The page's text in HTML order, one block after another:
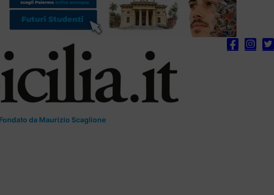
Fondato da Maurizio Scaglione